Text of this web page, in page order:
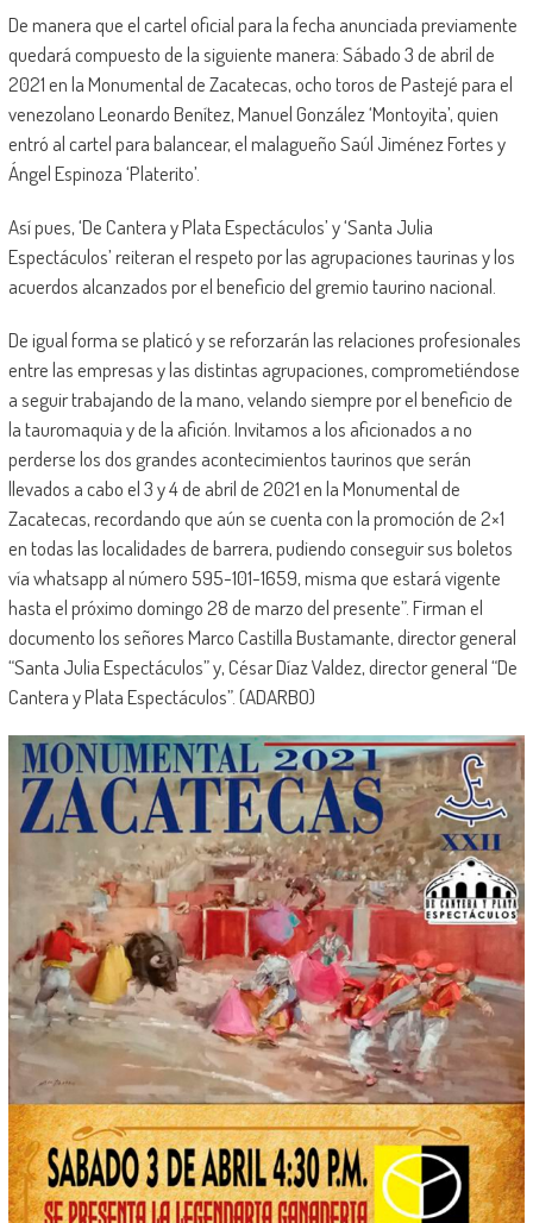
De manera que el cartel oficial para la fecha anunciada previamente
quedará compuesto de la siguiente manera: Sábado 3 de abril de
2021 en la Monumental de Zacatecas, ocho toros de Pastejé para el
venezolano Leonardo Benítez, Manuel González ‘Montoyita’, quien
entró al cartel para balancear, el malagueño Saúl Jiménez Fortes y
Ángel Espinoza ‘Platerito’.
Así pues, ‘De Cantera y Plata Espectáculos’ y ‘Santa Julia
Espectáculos’ reiteran el respeto por las agrupaciones taurinas y los
acuerdos alcanzados por el beneficio del gremio taurino nacional.
De igual forma se platicó y se reforzarán las relaciones profesionales
entre las empresas y las distintas agrupaciones, comprometiéndose
a seguir trabajando de la mano, velando siempre por el beneficio de
la tauromaquia y de la afición. Invitamos a los aficionados a no
perderse los dos grandes acontecimientos taurinos que serán
llevados a cabo el 3 y 4 de abril de 2021 en la Monumental de
Zacatecas, recordando que aún se cuenta con la promoción de 2×1
en todas las localidades de barrera, pudiendo conseguir sus boletos
vía whatsapp al número 595-101-1659, misma que estará vigente
hasta el próximo domingo 28 de marzo del presente”. Firman el
documento los señores Marco Castilla Bustamante, director general
“Santa Julia Espectáculos” y, César Díaz Valdez, director general “De
Cantera y Plata Espectáculos”. (ADARBO)